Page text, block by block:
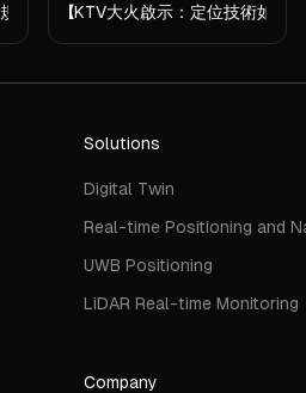
格（上）】【KTV大火啟示：定位技術如何
Solutions
Digital Twin
Real-time Positioning and
UWB Positioning
LiDAR Real-time Monitoring
Company